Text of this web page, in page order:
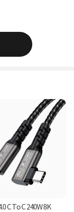
C To C 240W 8K